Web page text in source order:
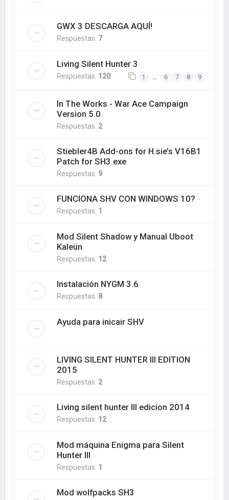
GWX 3 DESCARGA AQUÍ!
Respuestas: 7
Living Silent Hunter 3
Respuestas: 120 1 6 7 8 9
In The Works - War Ace Campaign
Version 5.0
Respuestas: 2
Stiebler4B Add-ons for H.sie’s V16B1
Patch for SH3.exe
Respuestas: 9
FUNCIONA SHV CON WINDOWS 10?
Respuestas: 1
Mod Silent Shadow y Manual Uboot
Kaleün
Respuestas: 12
Instalación NYGM 3.6
Respuestas: 8
Ayuda para inicair SHV
LIVING SILENT HUNTER III EDITION
2015
Respuestas: 2
Living silent hunter III edicion 2014
Respuestas: 12
Mod máquina Enigma para Silent
Hunter III
Respuestas: 1
Mod wolfpacks SH3